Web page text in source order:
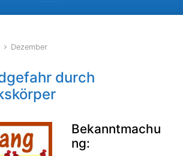
Dezember
durch
Bekanntmachu
ng: